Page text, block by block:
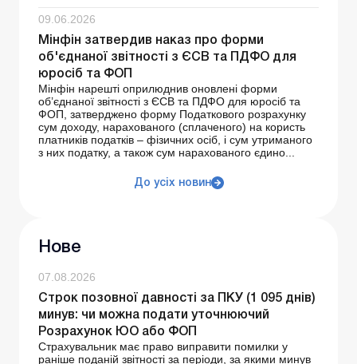
09.06.2026
Мінфін затвердив наказ про форми
об'єднаної звітності з ЄСВ та ПДФО для
юросіб та ФОП
Мінфін нарешті оприлюднив оновлені форми
об’єднаної звітності з ЄСВ та ПДФО для юросіб та
ФОП, затверджено форму Податкового розрахунку
сум доходу, нарахованого (сплаченого) на користь
платників податків – фізичних осіб, і сум утриманого
з них податку, а також сум нарахованого єдино...
До усіх новин
Нове
07.08.2026
Строк позовної давності за ПКУ (1 095 днів)
минув: чи можна подати уточнюючий
Розрахунок ЮО або ФОП
Страхувальник має право виправити помилки у
раніше поданій звітності за періоди, за якими минув